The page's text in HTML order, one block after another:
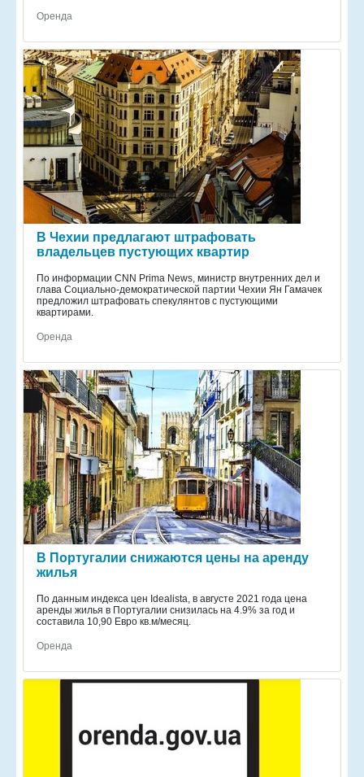
Оренда
В Чехии предлагают штрафовать
владельцев пустующих квартир
По информации CNN Prima News, министр внутренних дел и
глава Социально-демократической партии Чехии Ян Гамачек
предложил штрафовать спекулянтов с пустующими
квартирами.
Оренда
В Португалии снижаются цены на аренду
жилья
По данным индекса цен Idealista, в августе 2021 года цена
аренды жилья в Португалии снизилась на 4.9% за год и
составила 10,90 Евро кв.м/месяц.
Оренда